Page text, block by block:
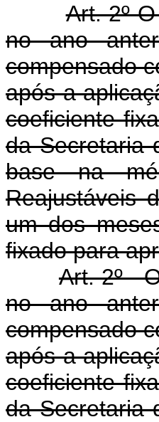
Art. 2º
no ano
compensado
após a
coeficiente
da Secretaria
base na
Reajustáveis
um dos
fixado para
Art. 2º -
no ano
compensado
após a
coeficiente
da Secretaria